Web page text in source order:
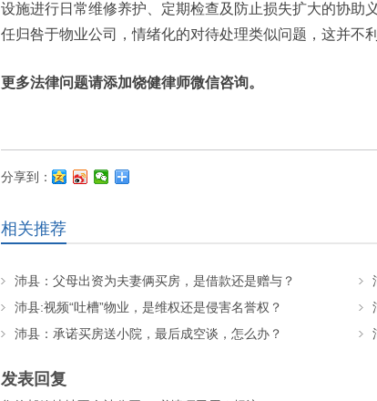
设施进行日常维修养护、定期检查及防止损失扩大的协助
任归咎于物业公司，情绪化的对待处理类似问题，这并不
更多法律问题请添加饶健律师微信咨询。
分享到：
相关推荐
沛县：父母出资为夫妻俩买房，是借款还是赠与？
沛县:视频“吐槽”物业，是维权还是侵害名誉权？
沛县：承诺买房送小院，最后成空谈，怎么办？
发表回复